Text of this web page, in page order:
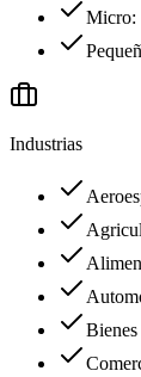
Micro:
Industrias
Bienes